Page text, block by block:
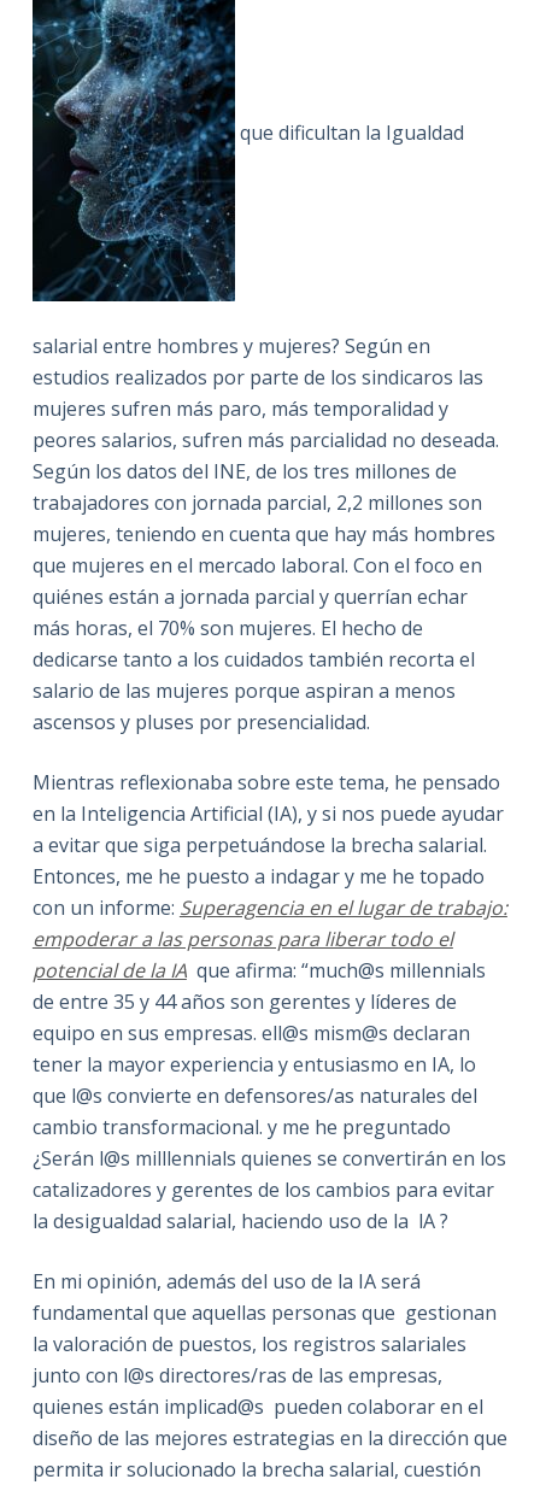
que dificultan la Igualdad
salarial entre hombres y mujeres? Según en
estudios realizados por parte de los sindicaros las
mujeres sufren más paro, más temporalidad y
peores salarios, sufren más parcialidad no deseada.
Según los datos del INE, de los tres millones de
trabajadores con jornada parcial, 2,2 millones son
mujeres, teniendo en cuenta que hay más hombres
que mujeres en el mercado laboral. Con el foco en
quiénes están a jornada parcial y querrían echar
más horas, el 70% son mujeres. El hecho de
dedicarse tanto a los cuidados también recorta el
salario de las mujeres porque aspiran a menos
ascensos y pluses por presencialidad.
Mientras reflexionaba sobre este tema, he pensado
en la Inteligencia Artificial (IA), y si nos puede ayudar
a evitar que siga perpetuándose la brecha salarial.
Entonces, me he puesto a indagar y me he topado
con un informe: Superagencia en el lugar de trabajo:
empoderar a las personas para liberar todo el
potencial de la IA que afirma: “much@s millennials
de entre 35 y 44 años son gerentes y líderes de
equipo en sus empresas. ell@s mism@s declaran
tener la mayor experiencia y entusiasmo en IA, lo
que l@s convierte en defensores/as naturales del
cambio transformacional. y me he preguntado
¿Serán l@s milllennials quienes se convertirán en los
catalizadores y gerentes de los cambios para evitar
la desigualdad salarial, haciendo uso de la lA ?
En mi opinión, además del uso de la IA será
fundamental que aquellas personas que gestionan
la valoración de puestos, los registros salariales
junto con l@s directores/ras de las empresas,
quienes están implicad@s pueden colaborar en el
diseño de las mejores estrategias en la dirección que
permita ir solucionado la brecha salarial, cuestión